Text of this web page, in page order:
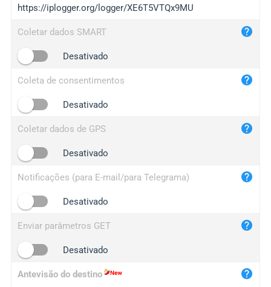
iplogger.com
maper.info
2no.co
yip.su
iplogger.info
https://iplogger.org/logger/XE6T5VTQx9MU
Coletar dados SMART
Desativado
Coleta de consentimentos
Desativado
Coletar dados de GPS
Desativado
Notificações (para E-mail/para Telegrama)
Desativado
Enviar parâmetros GET
Desativado
Antevisão do destino